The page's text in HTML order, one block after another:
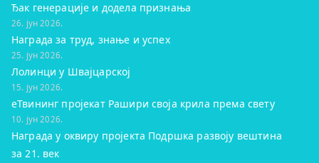
Ђак генерације и додела признања
26. јун 2026.
Награда за труд, знање и успех
25. јун 2026.
Лолинци у Швајцарској
15. јун 2026.
eТвининг пројекат Рашири своја крила према свету
10. јун 2026.
Награда у оквиру пројекта Подршка развоју вештина
за 21. век